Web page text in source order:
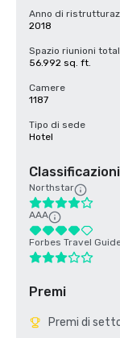
Anno di
2018
Spazio riunioni
56.992 sq. ft.
Camere
1187
Tipo di sede
Hotel
Northstar
AAA
Forbes Travel
Premi
Premi di